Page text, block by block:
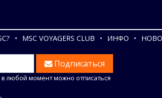
MSC VOYAGERS CLUB ИНФО
Подписаться
любой момент можно отписаться